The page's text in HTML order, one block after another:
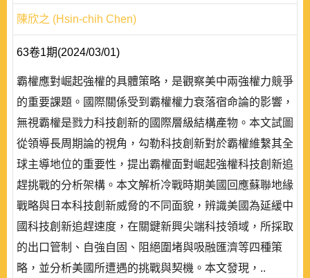
陳欣之 (Hsin-chih Chen)
63卷1期(2024/03/01)
霸權應對崛起強權的具體策略，是觀察美中兩強權力競爭
的重要課題。國際關係受到霸權權力衰落宿命論的影響，
無視霸權是戮力科技創新的國際層級結構產物。本文試圖
從領導長周期論的視角，勾勒科技創新對於霸權維繫其全
球主導地位的重要性，提出霸權面對崛起強權科技創新追
趕挑戰的分析架構。本文解析冷戰時期美國回應蘇聯地緣
戰略與日本科技創新威脅的不同面貌，辨識美國為延緩中
國科技創新追趕速度，在關鍵新興尖端科技領域，所採取
的出口管制、自強自固、阻絕圍堵與吸融匯濟等四種策
略，並分析美國所遭遇的挑戰與契機。本文發現，..